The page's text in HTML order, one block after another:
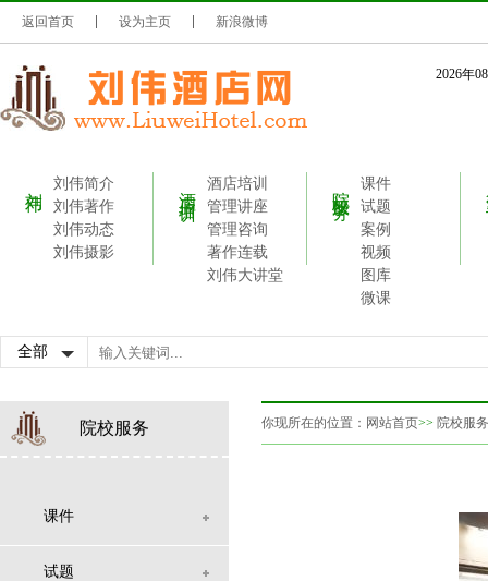
返回首页 设为主页 新浪微博
2026年
刘伟简介
刘伟著作
刘伟动态
刘伟摄影
酒店培训
管理讲座
管理咨询
著作连载
刘伟大讲堂
课件
试题
案例
视频
图库
微课
院校服务
课件
试题
你现所在的位置： 网站首页>> 院校服务